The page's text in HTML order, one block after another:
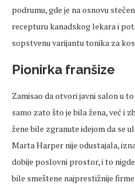
podrumu, gde je na osnovu
recepturu kanadskog lekara i
sopstvenu varijantu tonika za
Pionirka franšize
Zamisao da otvori javni salon u
samo zato što je bila žena, već i
žene bile zgranute idejom da se
Marta Harper nije odustajala,
dobije poslovni prostor, i to
bile smeštene najprestižnije